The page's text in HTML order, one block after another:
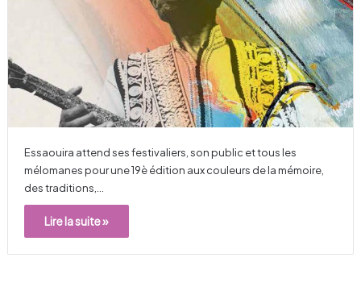
Essaouira attend ses festivaliers, son public et tous les
mélomanes pour une 19è édition aux couleurs de la mémoire,
des traditions,…
Lire la suite »